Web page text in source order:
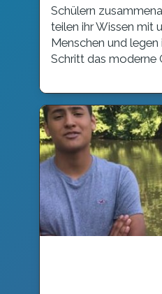
Schülern
teilen ihr Wissen mit
Menschen und
Schritt das moderne